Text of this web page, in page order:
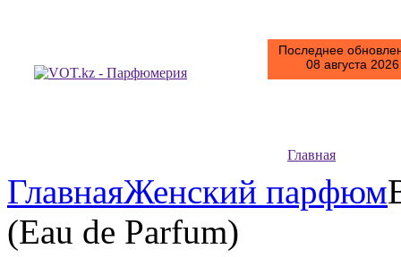
Последнее
08 августа
Главная
ГлавнаяЖенский парфюм
(Eau de Parfum)